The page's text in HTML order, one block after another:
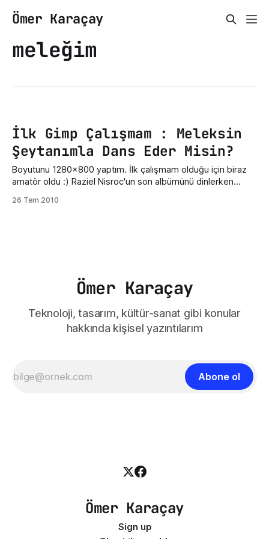
Ömer Karaçay
meleğim
İlk Gimp Çalışmam : Meleksin
Şeytanımla Dans Eder Misin?
Boyutunu 1280x800 yaptım. İlk çalışmam olduğu için biraz
amatör oldu :) Raziel Nisroc'un son albümünü dinlerken
boyutunu görebilirsiniz. Gerçek boyutu için sağ tıklayıp
26 Tem 2010
Ömer Karaçay
Teknoloji, tasarım, kültür-sanat gibi konular
hakkında kişisel yazıntılarım
Abone ol
Ömer Karaçay
Sign up